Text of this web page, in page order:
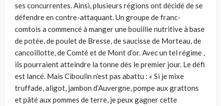
ses concurrentes. Ainsi, plusieurs régions ont décidé de se
défendre en contre-attaquant. Un groupe de franc-
comtois a commencé à manger une bouillie nutritive à base
de potée, de poulet de Bresse, de saucisse de Morteau, de
cancoillotte, de Comté et de Mont d’or. Avec un tel régime ,
ils pourraient atteindre la tonne dès le premier jour. Le défi
est lancé. Mais Ciboulin n’est pas abattu : « Si je mixe
truffade, aligot, jambon d’Auvergne, pompe aux grattons
et pâté aux pommes de terre, je peux gagner cette